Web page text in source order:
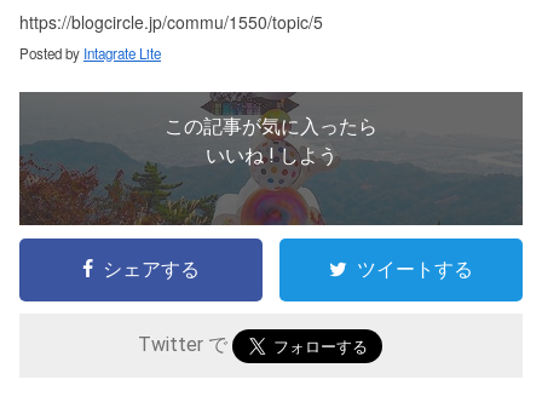
https://blogcircle.jp/commu/1550/topic/5
Posted by Intagrate Lite
この記事が気に入ったら
いいね ! しよう
シェアする ツイートする
Twitter で